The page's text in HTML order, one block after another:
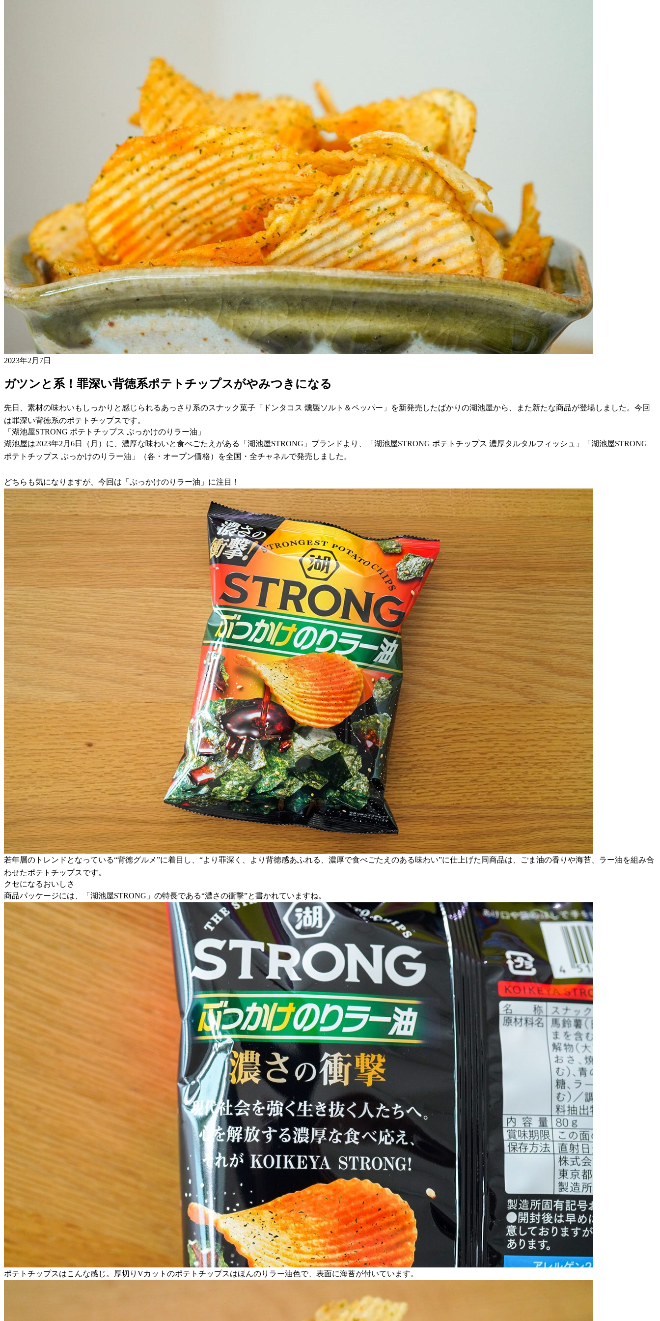
2023年2月7日
ガツンと系！罪深い背徳系ポテトチップスがやみつきになる
先日、素材の味わいもしっかりと感じられるあっさり系のスナック菓子「ドンタコス 燻製ソルト＆ペッパー」を新発売したばかりの湖池屋から、また新たな商品が登場しました。今回
は罪深い背徳系のポテトチップスです。
「湖池屋STRONG ポテトチップス ぶっかけのりラー油」
湖池屋は2023年2月6日（月）に、濃厚な味わいと食べごたえがある「湖池屋STRONG」ブランドより、「湖池屋STRONG ポテトチップス 濃厚タルタルフィッシュ」「湖池屋STRONG
ポテトチップス ぶっかけのりラー油」（各・オープン価格）を全国・全チャネルで発売しました。
どちらも気になりますが、今回は「ぶっかけのりラー油」に注目！
若年層のトレンドとなっている“背徳グルメ”に着目し、“より罪深く、より背徳感あふれる、濃厚で食べごたえのある味わい”に仕上げた同商品は、ごま油の香りや海苔、ラー油を組み合
わせたポテトチップスです。
クセになるおいしさ
商品パッケージには、「湖池屋STRONG」の特長である“濃さの衝撃”と書かれていますね。
ポテトチップスはこんな感じ。厚切りVカットのポテトチップスはほんのりラー油色で、表面に海苔が付いています。